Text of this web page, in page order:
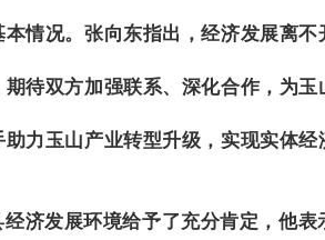
情况。张向东指出，经济发展离不
待双方加强联系、深化合作，为
力玉山产业转型升级，实现实体
经济发展环境给予了充分肯定，他